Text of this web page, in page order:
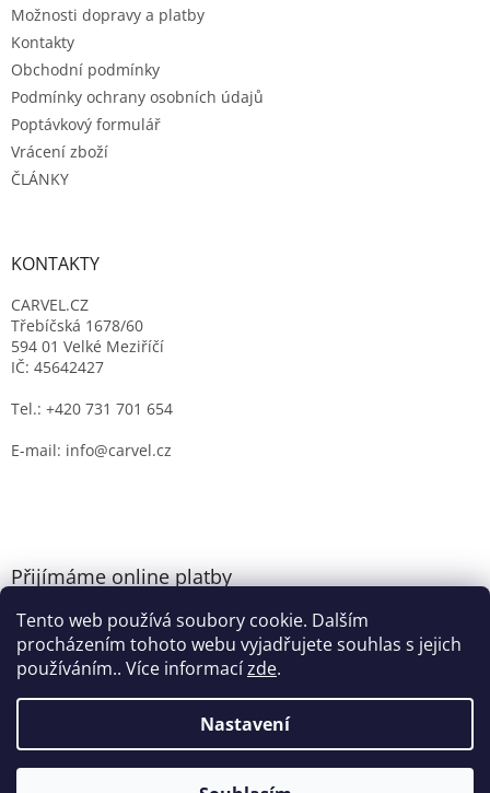
Tento web používá soubory cookie. Dalším
procházením tohoto webu vyjadřujete souhlas s jejich
používáním.. Více informacízde.
Nastavení
Možnosti dopravy a platby
Kontakty
Obchodní podmínky
Podmínky ochrany osobních údajů
Poptávkový formulář
Vrácení zboží
ČLÁNKY
KONTAKTY
CARVEL.CZ
Třebíčská 1678/60
594 01 Velké Meziříčí
IČ: 45642427
Tel.: +420 731 701 654
E-mail: info@carvel.cz
Přijímáme online platby
Vytvořil Shoptet